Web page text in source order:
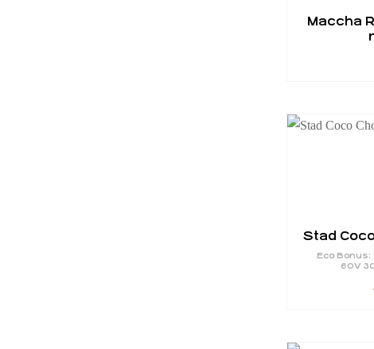
Maccha
Stad
Eco
60V